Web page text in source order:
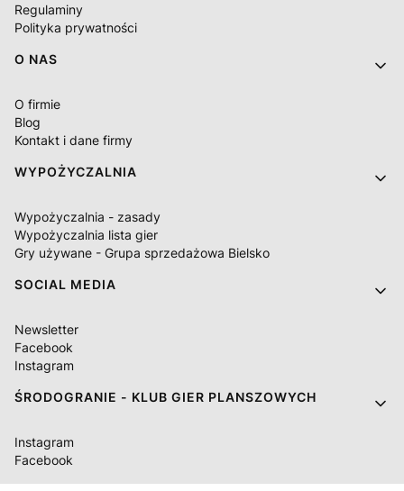
Regulaminy
Polityka prywatności
O NAS
O firmie
Blog
Kontakt i dane firmy
WYPOŻYCZALNIA
Wypożyczalnia - zasady
Wypożyczalnia lista gier
Gry używane - Grupa sprzedażowa Bielsko
SOCIAL MEDIA
Newsletter
Facebook
Instagram
ŚRODOGRANIE - KLUB GIER PLANSZOWYCH
Instagram
Facebook